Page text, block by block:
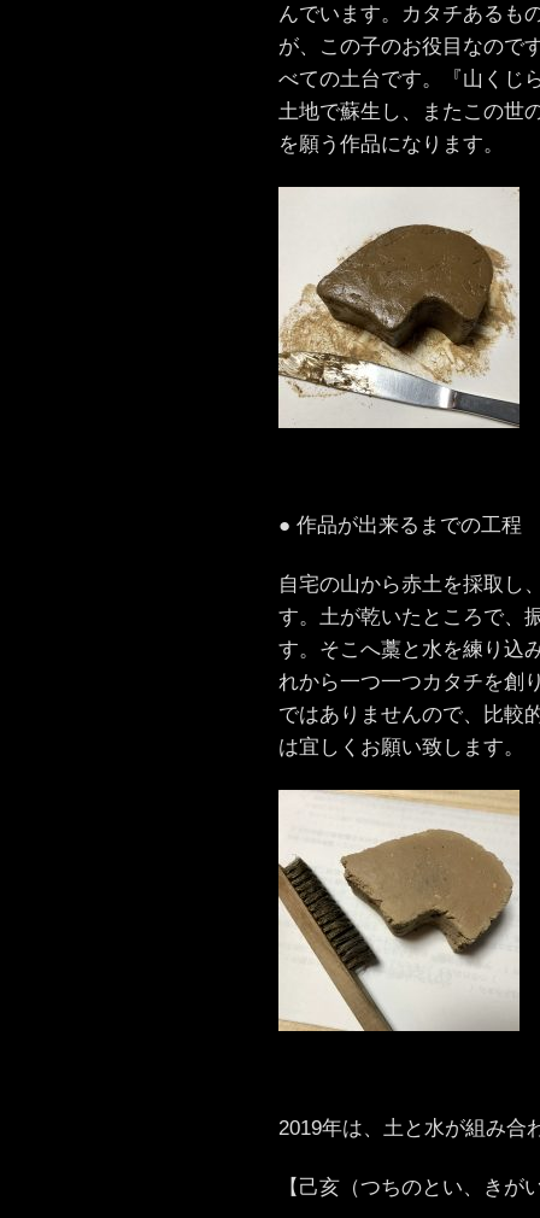
んでいます。カタチあるも
が、この子のお役目なので
べての土台です。『山くじ
土地で蘇生し、またこの世
を願う作品になります。
● 作品が出来るまでの工程
自宅の山から赤土を採取し
す。土が乾いたところで、
す。そこへ藁と水を練り込
れから一つ一つカタチを創
ではありませんので、比較
は宜しくお願い致します。
2019年は、土と水が組み合
【己亥（つちのとい、きが